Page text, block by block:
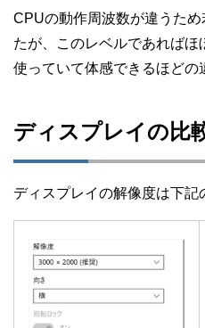
CPUの動作周波数が違うた
たが、このレベルであればほ
使っていて体感できるほどの
ディスプレイの比
ディスプレイの解像度は下記